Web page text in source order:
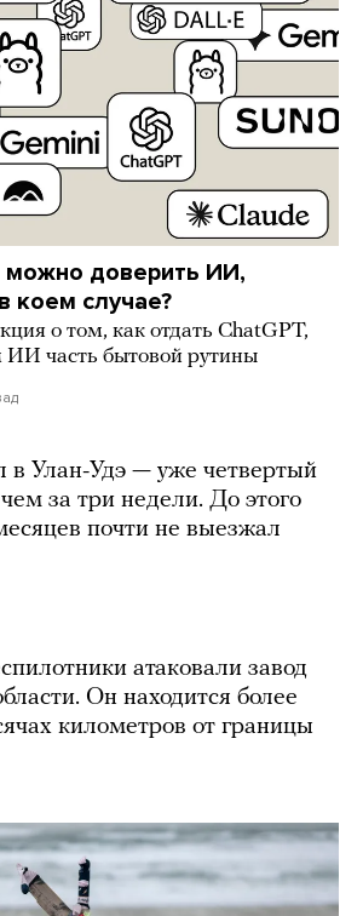
можно доверить ИИ,
коем случае?
о том, как отдать ChatGPT,
ИИ часть бытовой рутины
в Улан-Удэ — уже четвертый
за три недели. До этого
почти не выезжал
атаковали завод
Он находится более
километров от границы